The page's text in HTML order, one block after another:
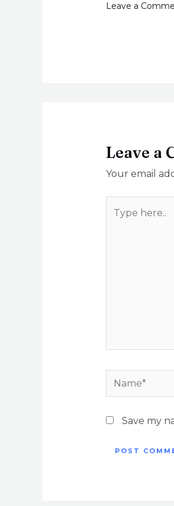
Leave a
Leave a
Your email
Save my